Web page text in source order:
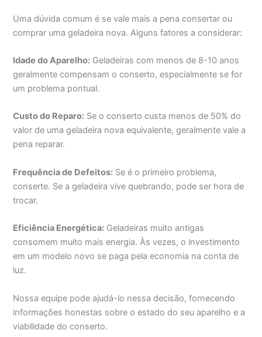
Uma dúvida comum é se vale mais a pena consertar ou
comprar uma geladeira nova. Alguns fatores a considerar:
Idade do Aparelho: Geladeiras com menos de 8-10 anos
geralmente compensam o conserto, especialmente se for
um problema pontual.
Custo do Reparo: Se o conserto custa menos de 50% do
valor de uma geladeira nova equivalente, geralmente vale a
pena reparar.
Frequência de Defeitos: Se é o primeiro problema,
conserte. Se a geladeira vive quebrando, pode ser hora de
trocar.
Eficiência Energética: Geladeiras muito antigas
consomem muito mais energia. Às vezes, o investimento
em um modelo novo se paga pela economia na conta de
luz.
Nossa equipe pode ajudá-lo nessa decisão, fornecendo
informações honestas sobre o estado do seu aparelho e a
viabilidade do conserto.